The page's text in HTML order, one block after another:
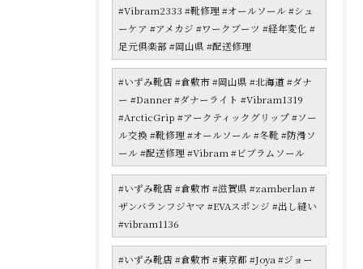
#Vibram2333 #靴修理 #オールソール #シュ
ーケア #アメカジ #ワークブーツ #経年変化 #
足元倶楽部 #岡山県 #配送修理
#いずみ靴店 #倉敷市 #岡山県 #北海道 #ダナ
ー #Danner #ダナーライト #Vibram1319
#ArcticGrip #アークティックグリップ #ソー
ル交換 #靴修理 #オールソール #冬靴 #防滑ソ
ール #配送修理 #Vibram #ビブラムソール
#いずみ靴店 #倉敷市 #滋賀県 #zamberlan #
ザンバランフジヤマ #EVAスポンジ #出し縫い
#vibram1136
#いずみ靴店 #倉敷市 #東京都 #Joya #ジョー